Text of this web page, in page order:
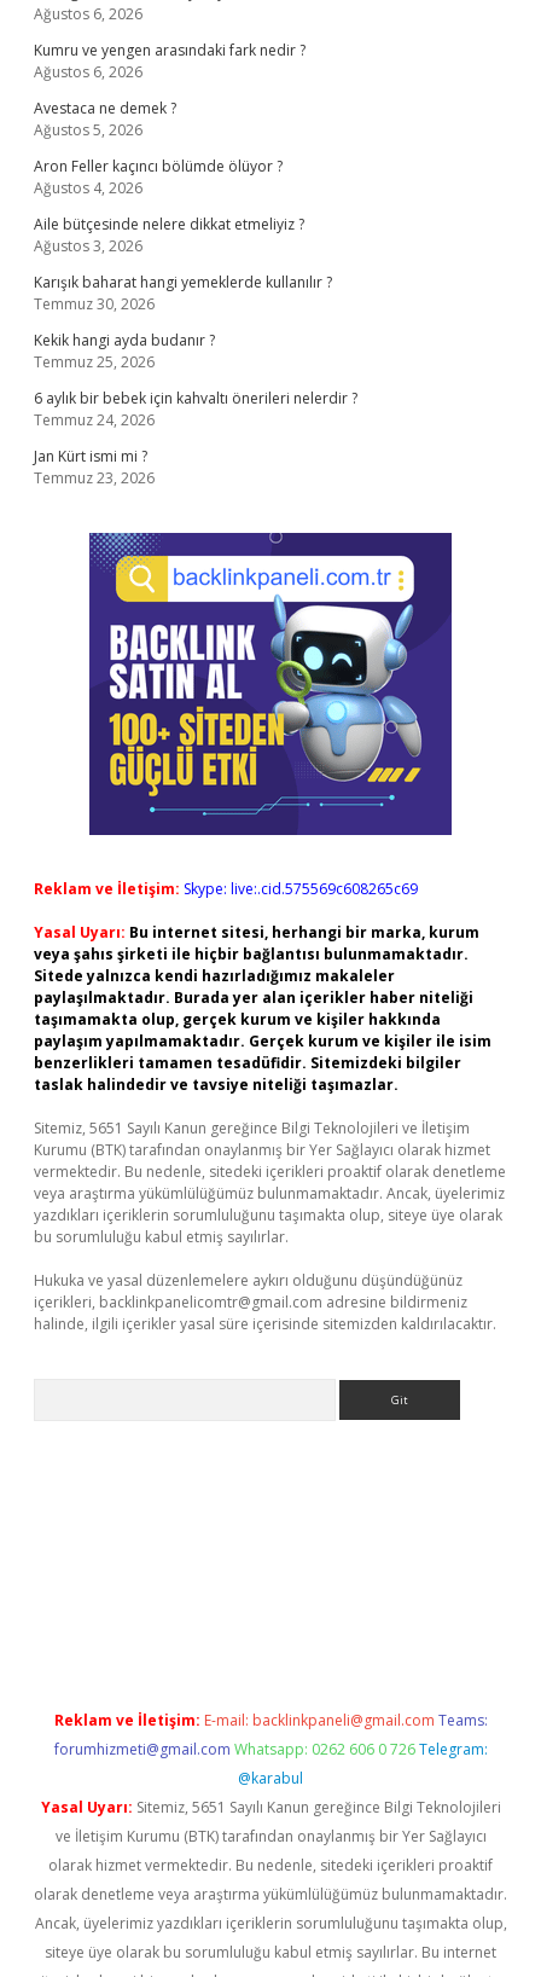
Ağustos 6, 2026
Kumru ve yengen arasındaki fark nedir ?
Ağustos 6, 2026
Avestaca ne demek ?
Ağustos 5, 2026
Aron Feller kaçıncı bölümde ölüyor ?
Ağustos 4, 2026
Aile bütçesinde nelere dikkat etmeliyiz ?
Ağustos 3, 2026
Karışık baharat hangi yemeklerde kullanılır ?
Temmuz 30, 2026
Kekik hangi ayda budanır ?
Temmuz 25, 2026
6 aylık bir bebek için kahvaltı önerileri nelerdir ?
Temmuz 24, 2026
Jan Kürt ismi mi ?
Temmuz 23, 2026
Reklam ve İletişim: Skype: live:.cid.575569c608265c69
Yasal Uyarı: Bu internet sitesi, herhangi bir marka, kurum
veya şahıs şirketi ile hiçbir bağlantısı bulunmamaktadır.
Sitede yalnızca kendi hazırladığımız makaleler
paylaşılmaktadır. Burada yer alan içerikler haber niteliği
taşımamakta olup, gerçek kurum ve kişiler hakkında
paylaşım yapılmamaktadır. Gerçek kurum ve kişiler ile isim
benzerlikleri tamamen tesadüfidir. Sitemizdeki bilgiler
taslak halindedir ve tavsiye niteliği taşımazlar.
Sitemiz, 5651 Sayılı Kanun gereğince Bilgi Teknolojileri ve İletişim
Kurumu (BTK) tarafından onaylanmış bir Yer Sağlayıcı olarak hizmet
vermektedir. Bu nedenle, sitedeki içerikleri proaktif olarak denetleme
veya araştırma yükümlülüğümüz bulunmamaktadır. Ancak, üyelerimiz
yazdıkları içeriklerin sorumluluğunu taşımakta olup, siteye üye olarak
bu sorumluluğu kabul etmiş sayılırlar.
Hukuka ve yasal düzenlemelere aykırı olduğunu düşündüğünüz
içerikleri, backlinkpanelicomtr@gmail.com adresine bildirmeniz
halinde, ilgili içerikler yasal süre içerisinde sitemizden kaldırılacaktır.
Reklam ve İletişim: E-mail: backlinkpaneli@gmail.com Teams:
forumhizmeti@gmail.com Whatsapp: 0262 606 0 726 Telegram:
@karabul
Yasal Uyarı: Sitemiz, 5651 Sayılı Kanun gereğince Bilgi Teknolojileri
ve İletişim Kurumu (BTK) tarafından onaylanmış bir Yer Sağlayıcı
olarak hizmet vermektedir. Bu nedenle, sitedeki içerikleri proaktif
olarak denetleme veya araştırma yükümlülüğümüz bulunmamaktadır.
Ancak, üyelerimiz yazdıkları içeriklerin sorumluluğunu taşımakta olup,
siteye üye olarak bu sorumluluğu kabul etmiş sayılırlar. Bu internet